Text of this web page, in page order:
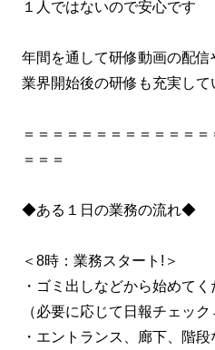
１人ではないので安心です
年間を通して研修動画の配
業界開始後の研修も充実して
＝＝＝＝＝＝＝＝＝＝＝＝
＝＝＝
◆ある１日の業務の流れ◆
＜8時：業務スタート!＞
・ゴミ出しなどから始めてく
（必要に応じて日報チェッ
・エントランス、廊下、階